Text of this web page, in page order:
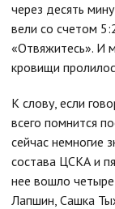
через десять
вели со счетом
«Отвяжитесь». И
кровищи
К слову, если
всего помнится
сейчас немногие
состава ЦСКА и
нее вошло
Лапшин, Сашка